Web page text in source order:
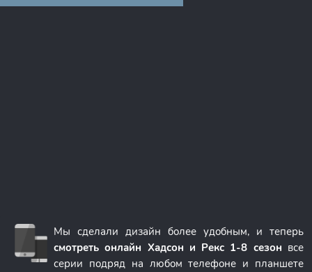
Мы сделали дизайн более удобным, и теперь
смотреть онлайн Хадсон и Рекс 1-8 сезон все
серии подряд на любом телефоне и планшете